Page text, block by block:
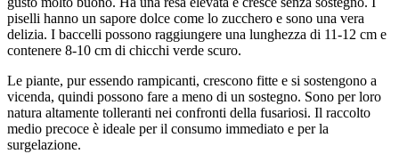
piselli hanno un sapore dolce come lo zucchero e sono una vera
delizia. I baccelli possono raggiungere una lunghezza di 11-12 cm e
contenere 8-10 cm di chicchi verde scuro.
Le piante, pur essendo rampicanti, crescono fitte e si sostengono a
vicenda, quindi possono fare a meno di un sostegno. Sono per loro
natura altamente tolleranti nei confronti della fusariosi. Il raccolto
medio precoce è ideale per il consumo immediato e per la
surgelazione.